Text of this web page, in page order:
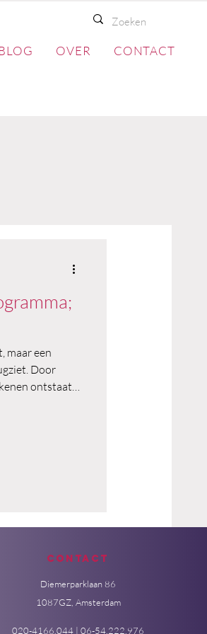
OVER CONTACT
maar een
Door
ontstaat
Contact
Diemerparklaan 86
1087GZ, Amsterdam
020-4166.044 | 06-54.222.976